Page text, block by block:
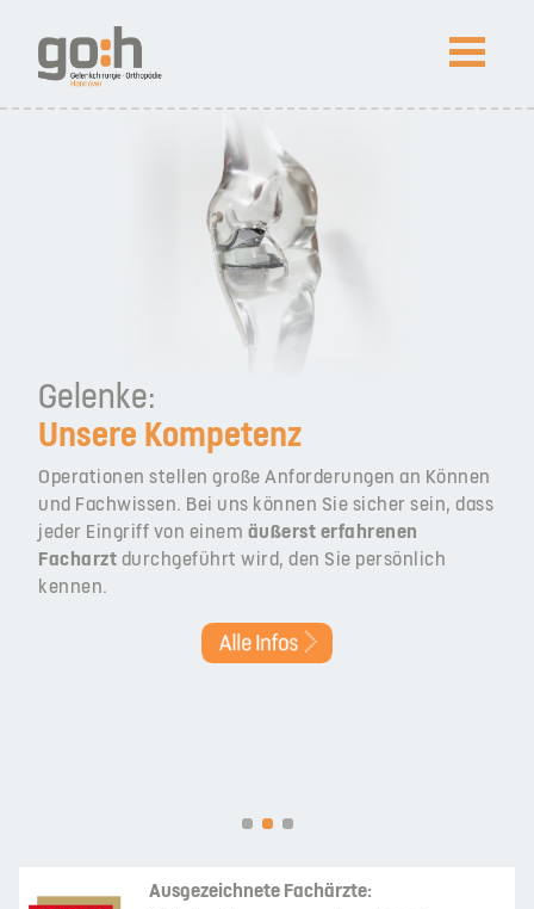
Impressum Datenschutz
Arthroskopietage SPO 2026 in St. Peter-Ording
Prof. Lobenhoffer in Peking ausgezeichnet
Gelenke:
Unsere Kompetenz
Operationen stellen große Anforderungen an Können
und Fachwissen. Bei uns können Sie sicher sein, dass
jeder Eingriff von einem äußerst erfahrenen
Facharzt durchgeführt wird, den Sie persönlich
kennen.
Ausgezeichnete Fachärzte: